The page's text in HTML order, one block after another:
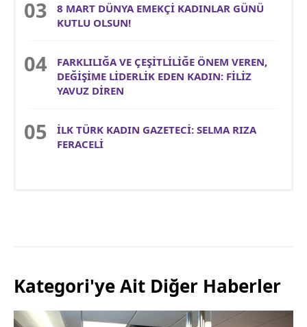
8 MART DÜNYA EMEKÇİ KADINLAR GÜNÜ
KUTLU OLSUN!
FARKLILIĞA VE ÇEŞİTLİLİĞE ÖNEM VEREN,
DEĞİŞİME LİDERLİK EDEN KADIN: FİLİZ
YAVUZ DİREN
İLK TÜRK KADIN GAZETECİ: SELMA RIZA
FERACELİ
Kategori'ye Ait Diğer Haberler